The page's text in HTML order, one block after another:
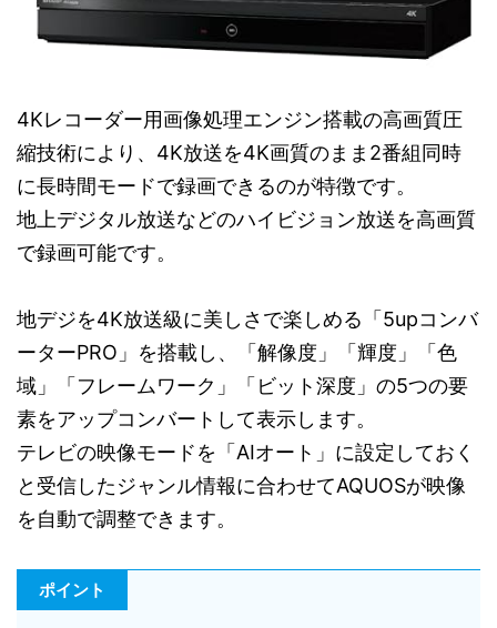
4Kレコーダー用画像処理エンジン搭載の高画質圧
縮技術により、4K放送を4K画質のまま2番組同時
に長時間モードで録画できるのが特徴です。
地上デジタル放送などのハイビジョン放送を高画質
で録画可能です。
地デジを4K放送級に美しさで楽しめる「5upコンバ
ーターPRO」を搭載し、「解像度」「輝度」「色
域」「フレームワーク」「ビット深度」の5つの要
素をアップコンバートして表示します。
テレビの映像モードを「AIオート」に設定しておく
と受信したジャンル情報に合わせてAQUOSが映像
を自動で調整できます。
ポイント